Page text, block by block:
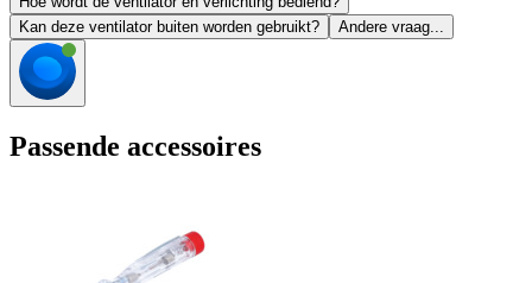
Kan deze ventilator buiten worden gebruikt?
Andere vraag...
Passende accessoires